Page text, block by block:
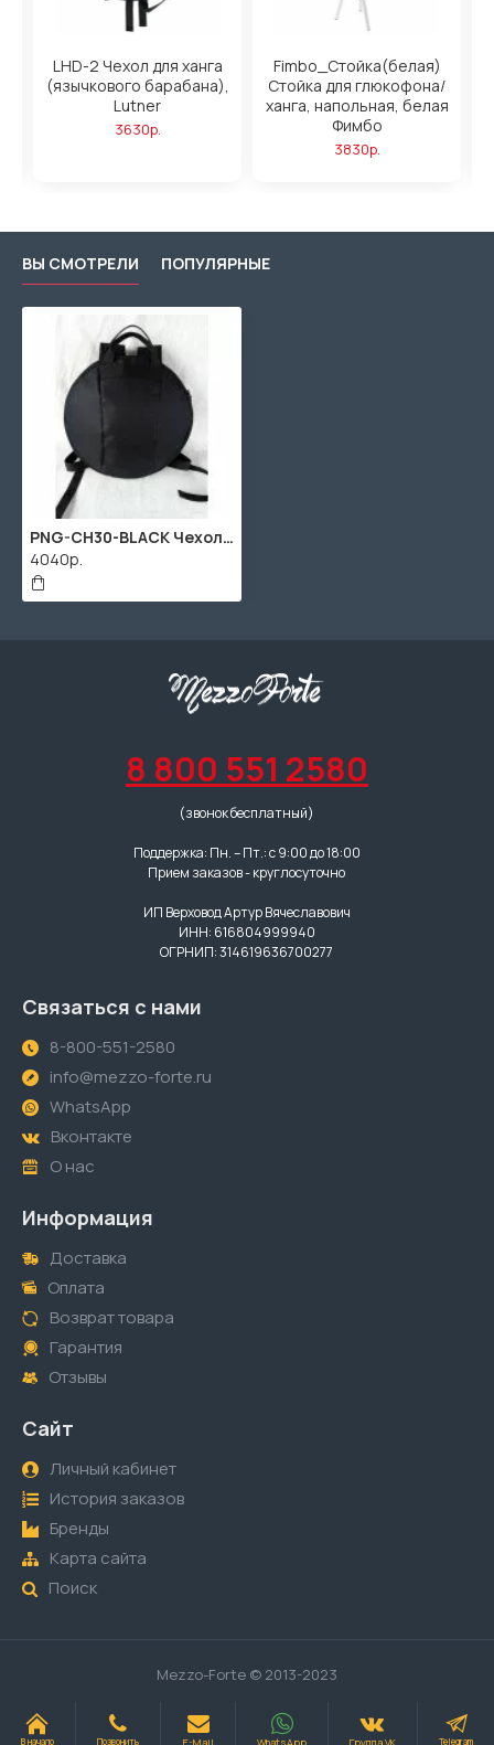
LHD-2 Чехол для ханга
(язычкового барабана),
Lutner
3630р.
Fimbo_Стойка(белая)
Стойка для глюкофона/
ханга, напольная, белая
Фимбо
3830р.
ВЫ СМОТРЕЛИ ПОПУЛЯРНЫЕ
PNG-CH30-BLACK Чехол на глюкофон диаметром 30-32см, черный, Pangooda Drums
4040р.
8 800 551 2580
(звонок бесплатный)
Поддержка: Пн. – Пт.: с 9:00 до 18:00
Прием заказов - круглосуточно
ИП Верховод Артур Вячеславович
ИНН: 616804999940
ОГРНИП: 314619636700277
Связаться с нами
8-800-551-2580
info@mezzo-forte.ru
WhatsApp
Вконтакте
О нас
Информация
Доставка
Оплата
Возврат товара
Гарантия
Отзывы
Сайт
Личный кабинет
История заказов
Бренды
Карта сайта
Поиск
Mezzo-Forte © 2013-2023
В начало Позвонить E-Mail WhatsApp Группа VK Telegram